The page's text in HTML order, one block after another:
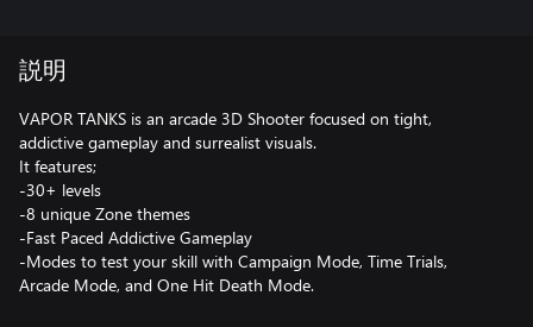
説明
VAPOR TANKS is an arcade 3D Shooter focused on tight,
addictive gameplay and surrealist visuals.
It features;
-30+ levels
-8 unique Zone themes
-Fast Paced Addictive Gameplay
-Modes to test your skill with Campaign Mode, Time Trials,
Arcade Mode, and One Hit Death Mode.